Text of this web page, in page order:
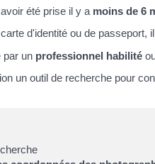
été prise il y a moins de 6
d'identité ou de passeport,
par un professionnel habilité
un outil de recherche pour